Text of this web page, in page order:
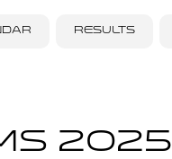
RESULTS
2025